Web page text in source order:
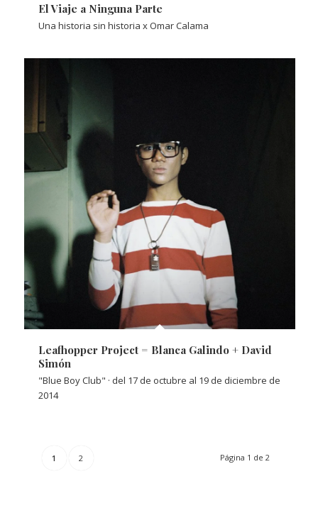
El Viaje a Ninguna Parte
Una historia sin historia x Omar Calama
Leafhopper Project = Blanca Galindo + David
Simón
"Blue Boy Club" · del 17 de octubre al 19 de diciembre de
2014
Página 1 de 2
1 2